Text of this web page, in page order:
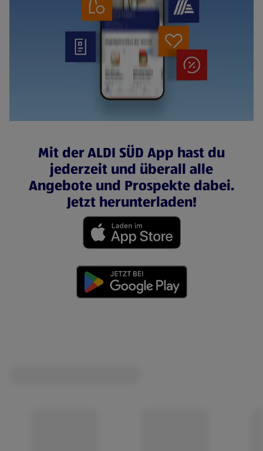
Mit der ALDI SÜD App hast du
jederzeit und überall alle
Angebote und Prospekte dabei.
Jetzt herunterladen!